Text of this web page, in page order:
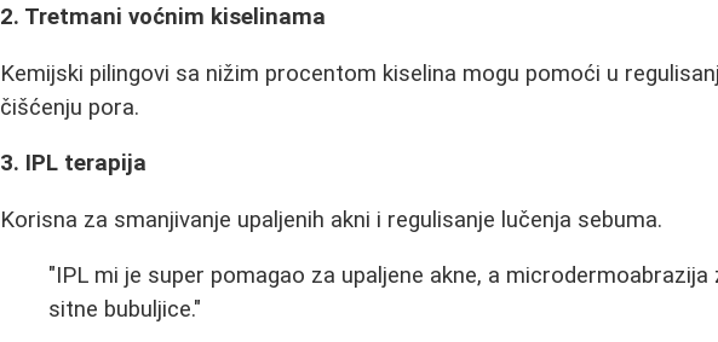
2. Tretmani voćnim kiselinama
Kemijski pilingovi sa nižim procentom kiselina mogu pomoći u
čišćenju pora.
3. IPL terapija
Korisna za smanjivanje upaljenih akni i regulisanje lučenja sebuma.
"IPL mi je super pomagao za upaljene akne, a microdermoabrazija
sitne bubuljice."